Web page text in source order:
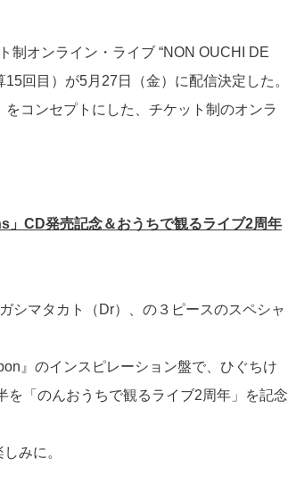
制オンライン・ライブ “NON OUCHI DE
回目）が5月27日（金）に配信決定した。
コンセプトにした、チケット制のオンラ
CD発売記念＆おうちで観るライブ2周年
シマタカト（Dr）、の３ピースのスペシャ
』のインスピレーション盤で、ひぐちけ
「のんおうちで観るライブ2周年」を記念
みに。